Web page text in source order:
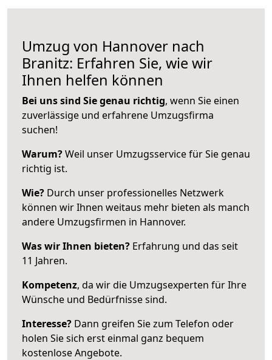
Umzug von Hannover nach
Branitz: Erfahren Sie, wie wir
Ihnen helfen können
Bei uns sind Sie genau richtig, wenn Sie einen
zuverlässige und erfahrene Umzugsfirma
suchen!
Warum?Weil unser Umzugsservice für Sie genau
richtig ist.
Wie? Durch unser professionelles Netzwerk
können wir Ihnen weitaus mehr bieten als manch
andere Umzugsfirmen in Hannover.
Was wir Ihnen bieten? Erfahrung und das seit
11 Jahren.
Kompetenz, da wir die Umzugsexperten für Ihre
Wünsche und Bedürfnisse sind.
Interesse? Dann greifen Sie zum Telefon oder
holen Sie sich erst einmal ganz bequem
kostenlose Angebote.